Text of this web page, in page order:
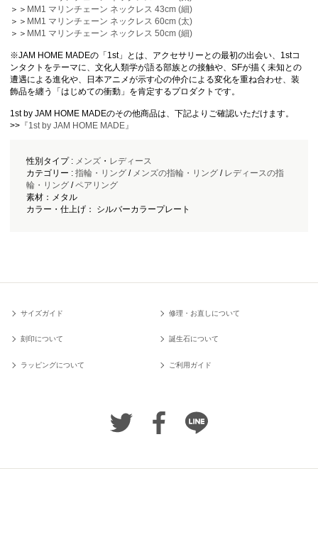
＞＞ MM1 マリンチェーン ネックレス 43cm (細)
＞＞ MM1 マリンチェーン ネックレス 60cm (太)
＞＞ MM1 マリンチェーン ネックレス 50cm (細)
※JAM HOME MADEの「1st」とは、アクセサリーとの最初の出会い、1stコ
ンタクトをテーマに、文化人類学が語る部族との接触や、SFが描く未知との
遭遇による進化や、日本アニメが示す心の仲介による変化を重ね合わせ、装
飾品を纏う「はじめての衝動」を肯定するプロダクトです。
1st by JAM HOME MADEのその他商品は、下記よりご確認いただけます。
>> 『1st by JAM HOME MADE』
性別タイプ : メンズ・ レディース
カテゴリー : 指輪・リング/ メンズの指輪・リング/ レディースの指
輪・リング/ペアリング
素材：メタル
カラー・仕上げ： シルバーカラープレート
サイズガイド 修理・お直しについて
刻印について 誕生石について
ラッピングについて ご利用ガイド